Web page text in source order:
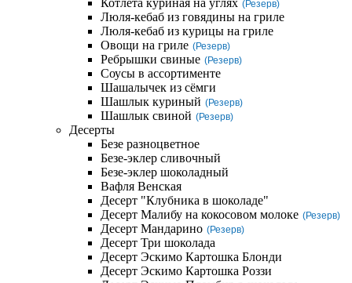
Котлета куриная на углях (Резерв)
Люля-кебаб из говядины на гриле
Люля-кебаб из курицы на гриле
Овощи на гриле (Резерв)
Ребрышки свиные (Резерв)
Соусы в ассортименте
Шашалычек из сёмги
Шашлык куриный (Резерв)
Шашлык свиной (Резерв)
Десерты
Безе разноцветное
Безе-эклер сливочный
Безе-эклер шоколадный
Вафля Венская
Десерт "Клубника в шоколаде"
Десерт Малибу на кокосовом молоке (Резерв)
Десерт Мандарино (Резерв)
Десерт Три шоколада
Десерт Эскимо Картошка Блонди
Десерт Эскимо Картошка Роззи